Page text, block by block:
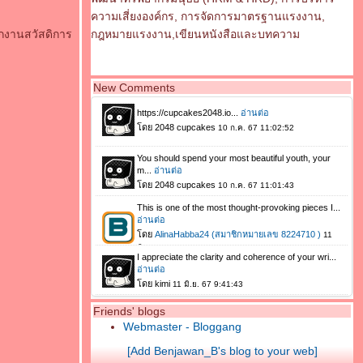
านสวัสดิการ
ความเสี่ยงองค์กร, การจัดการมาตรฐานแรงงาน,
กฎหมายแรงงาน,เขียนหนังสือและบทความ
New Comments
Friends' blogs
Webmaster - Bloggang
[Add Benjawan_B's blog to your web]